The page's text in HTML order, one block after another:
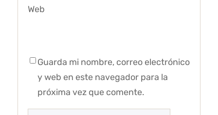
Web
Guarda mi nombre, correo electrónico
y web en este navegador para la
próxima vez que comente.